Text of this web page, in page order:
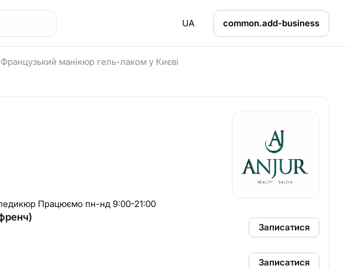
UA common.add-business
Французький манікюр гель-лаком у Києві
Фарбування волосся, догляд, комплекс манікюр/педикюр Працюємо пн-нд 9:00-21:00
Записатися
Записатися